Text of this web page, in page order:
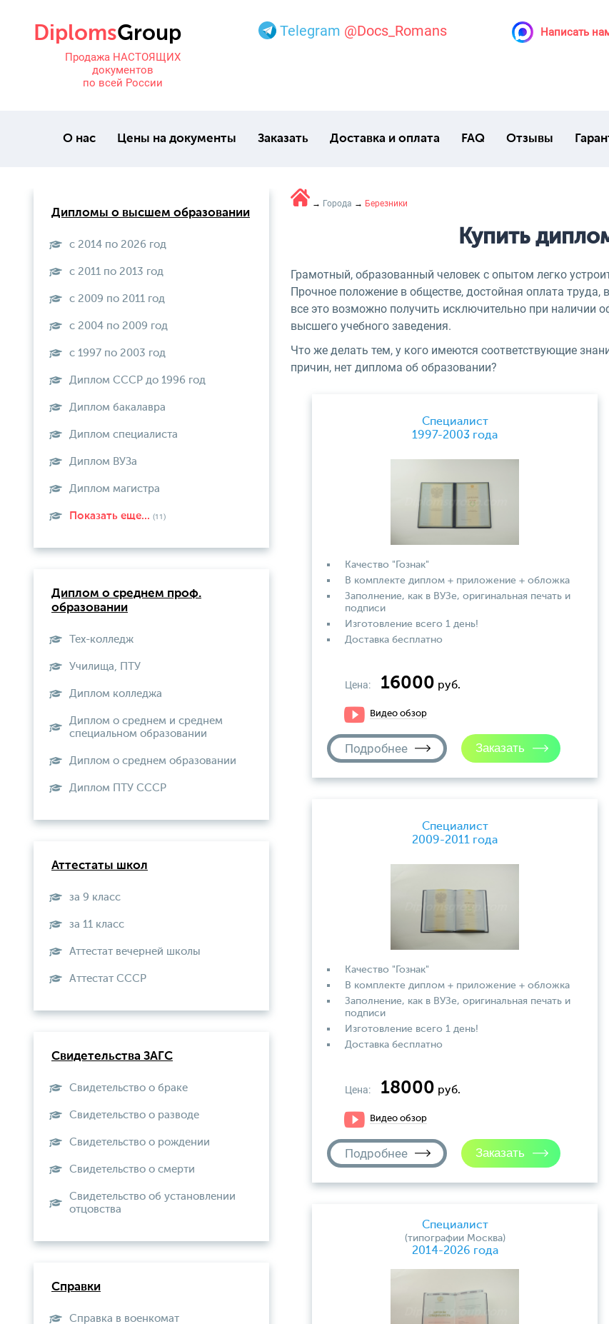
Продажа НАСТОЯЩИХ
документов
по всей России
Telegram @Docs_Romans Написать
О нас Цены на документы Заказать Доставка и оплата FAQ Отзывы
→ Города → Березники
Купить
Грамотный, образованный человек с опытом легко
Прочное положение в обществе, достойная оплата
все это возможно получить исключительно при
высшего учебного заведения.
Что же делать тем, у кого имеются соответствующие
причин, нет диплома об образовании?
Специалист
1997-2003 года
Качество "Гознак"
В комплекте диплом + приложение + обложка
Заполнение, как в ВУЗе, оригинальная печать и
подписи
Изготовление всего 1 день!
Доставка бесплатно
Цена: 16000 руб.
Видео обзор
Подробнее
Специалист
2009-2011 года
Качество "Гознак"
В комплекте диплом + приложение + обложка
Заполнение, как в ВУЗе, оригинальная печать и
подписи
Изготовление всего 1 день!
Доставка бесплатно
Цена: 18000 руб.
Видео обзор
Подробнее
Специалист
(типографии Москва)
2014-2026 года
Дипломы о высшем образовании
с 2014 по 2026 год
с 2011 по 2013 год
с 2009 по 2011 год
с 2004 по 2009 год
с 1997 по 2003 год
Диплом СССР до 1996 год
Диплом бакалавра
Диплом специалиста
Диплом ВУЗа
Диплом магистра
Показать еще... (11)
Диплом о среднем проф.
образовании
Тех-колледж
Училища, ПТУ
Диплом колледжа
Диплом о среднем и среднем
специальном образовании
Диплом о среднем образовании
Диплом ПТУ СССР
Аттестаты школ
за 9 класс
за 11 класс
Аттестат вечерней школы
Aттестат СССР
Свидетельства ЗАГС
Свидетельство о браке
Свидетельство о разводе
Свидетельство о рождении
Свидетельство о смерти
Свидетельство об установлении
отцовства
Справки
Справка в военкомат